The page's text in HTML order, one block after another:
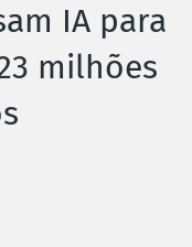
IA para
milhões